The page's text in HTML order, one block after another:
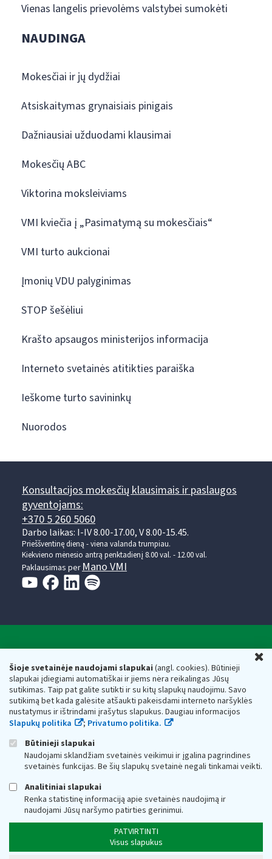
Šioje svetainėje naudojami slapukai(angl. cookies). Būtinieji
slapukai įdiegiami automatiškai ir jiems nėra reikalingas Jūsų
sutikimas. Taip pat galite sutikti ir su kitų slapukų naudojimu. Savo
sutikimą bet kada galėsite atšaukti pakeisdami interneto naršyklės
nustatymus ir ištrindami įrašytus slapukus. Daugiau informacijos
Slapukų politika
; Privatumo politika.
Būtinieji slapukai
Naudojami sklandžiam svetainės veikimui ir įgalina pagrindines
svetainės funkcijas. Be šių slapukų svetainė negali tinkamai veikti.
Analitiniai slapukai
Renka statistinę informaciją apie svetainės naudojimą ir
naudojami Jūsų naršymo patirties gerinimui.
PATVIRTINTI
Visus slapukus
Vienas langelis prievolėms valstybei sumokėti
NAUDINGA
Mokesčiai ir jų dydžiai
Atsiskaitymas grynaisiais pinigais
Dažniausiai užduodami klausimai
Mokesčių ABC
Viktorina moksleiviams
VMI kviečia į „Pasimatymą su mokesčiais“
VMI turto aukcionai
Įmonių VDU palyginimas
STOP šešėliui
Krašto apsaugos ministerijos informacija
Interneto svetainės atitikties paraiška
Ieškome turto savininkų
Nuorodos
Konsultacijos mokesčių klausimais ir paslaugos
gyventojams:
+370 5 260 5060
Darbo laikas: I-IV 8.00-17.00, V 8.00-15.45.
Prieššventinę dieną - viena valanda trumpiau.
Kiekvieno mėnesio antrą penktadienį 8.00 val. - 12.00 val.
Paklausimas per Mano VMI
Respublikos finansų ministerijos
Biudžetinė įstaiga. Juridinio asmens kodas — 188659752,
adresas: Vasario 16-osios g. 14, 01107 Vilnius, Lietuva, el.paštas:
vmi@vmi.lt, E. pristatymo dėžutės adresas 188659752
Duomenys apie Valstybinę mokesčių inspekciją prie Lietuvos
Respublikos finansų ministerijos kaupiami ir saugomi Juridinių